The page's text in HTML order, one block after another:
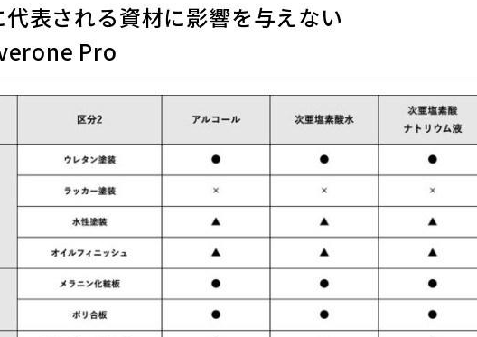
表される資材に影響を与えない
Pro